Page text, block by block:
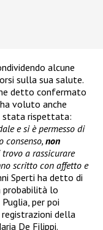
alcune
sulla sua salute.
detto confermato
voluto anche
stata rispettata:
e si è permesso di
consenso, non
a rassicurare
scritto con affetto e
Sperti ha detto di
probabilità lo
per poi
della
De Filippi.